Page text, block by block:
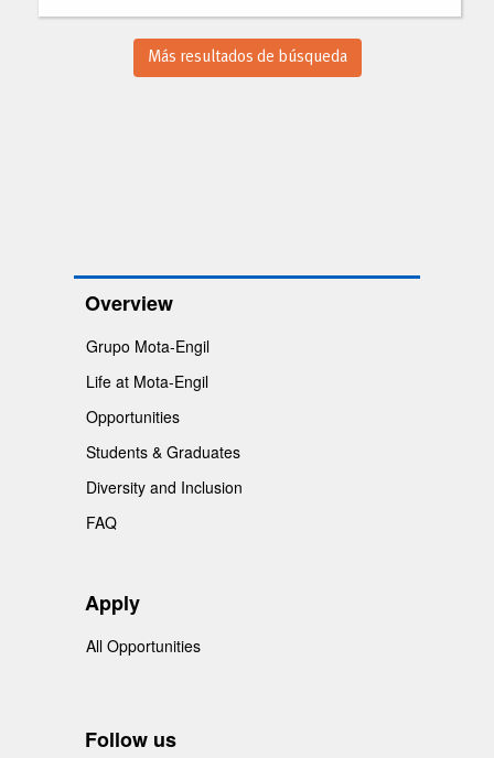
información
Más resultados de búsqueda
Overview
Grupo Mota-Engil
Life at Mota-Engil
Opportunities
Students & Graduates
Diversity and Inclusion
FAQ
Apply
All Opportunities
Follow us